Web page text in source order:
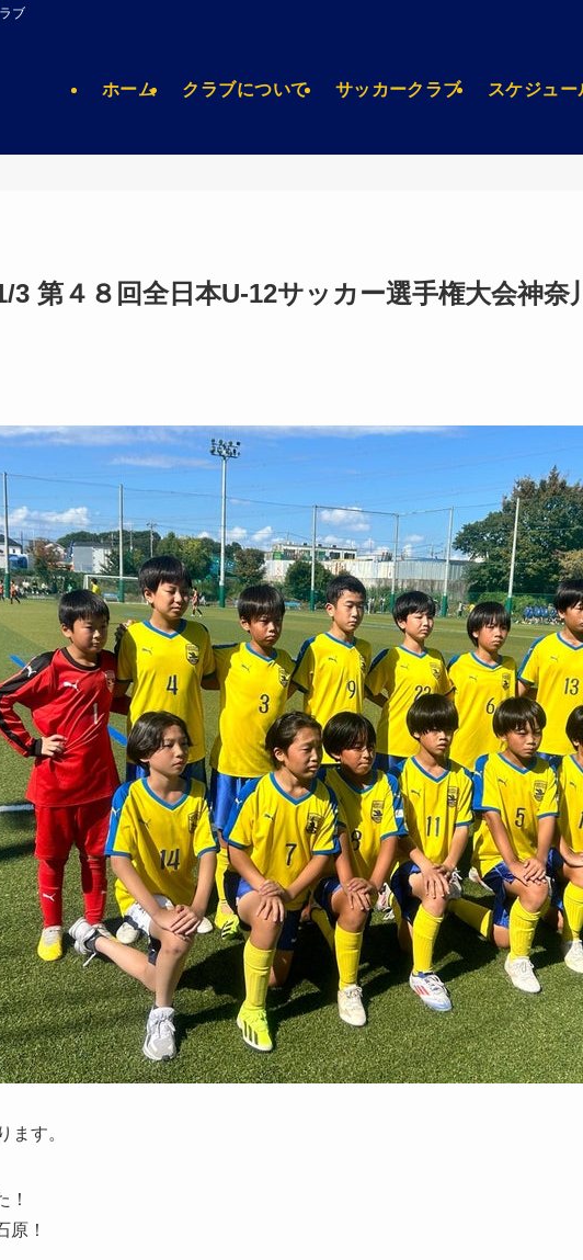
ブ
ホーム クラブについて サッカークラブ スケジュー
3 第４８回全日本U-12サッカー選手権大会神奈
ます。
！
原！